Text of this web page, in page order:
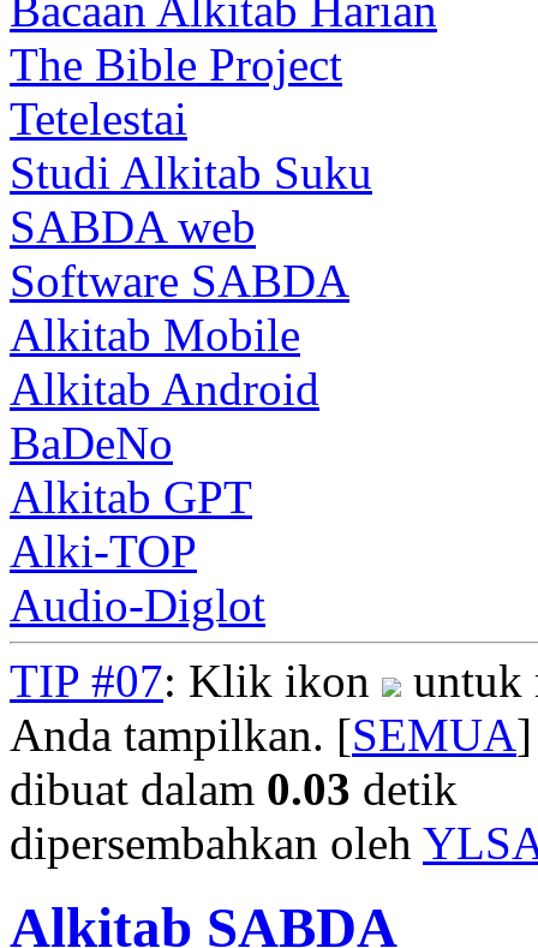
The Bible Project
Tetelestai
Studi Alkitab Suku
SABDA web
Software SABDA
Alkitab Mobile
Alkitab Android
BaDeNo
Alkitab GPT
Alki-TOP
Audio-Diglot
TIP #07: Klik ikon
untuk
Anda tampilkan. [SEMUA]
dibuat dalam 0.03 detik
dipersembahkan oleh
Alkitab SABDA